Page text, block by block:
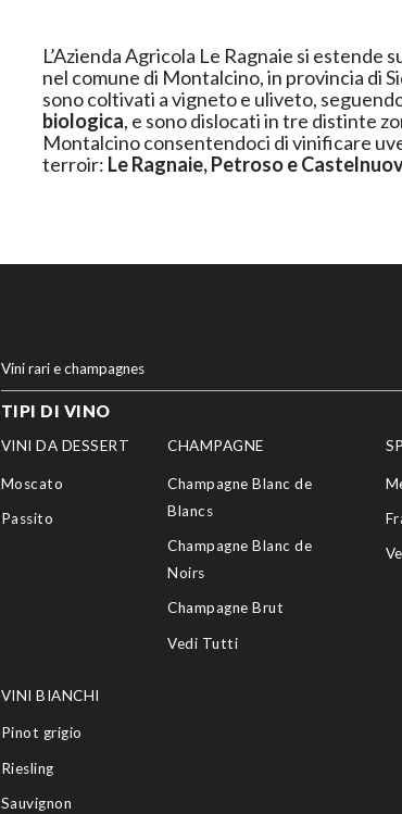
L’Azienda Agricola Le Ragnaie si estende
nel comune di Montalcino, in provincia di
sono coltivati a vigneto e uliveto,
biologica, e sono dislocati in tre distinte
Montalcino consentendoci di vinificare
terroir: Le Ragnaie,Petroso e
Vini rari e champagnes
TIPI DI VINO
VINI DA DESSERT
Moscato
Passito
CHAMPAGNE
Champagne Blanc de
Blancs
Champagne Blanc de
Noirs
Champagne Brut
Vedi Tutti
VINI BIANCHI
Pinot grigio
Riesling
Sauvignon